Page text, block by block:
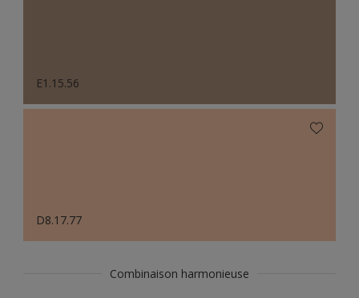
E1.15.56
D8.17.77
Combinaison harmonieuse